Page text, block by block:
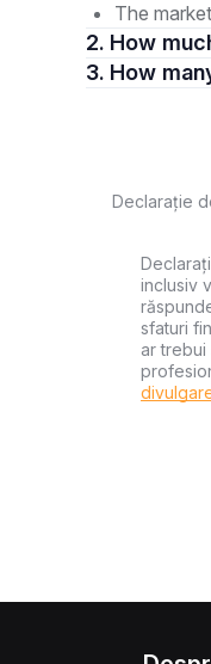
The
2. How
Declarație
inclusiv
sfaturi
ar trebui